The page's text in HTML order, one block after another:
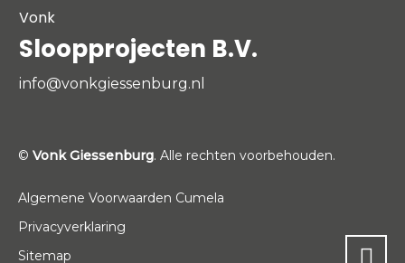
Vonk
Sloopprojecten B.V.
info@vonkgiessenburg.nl
© Vonk Giessenburg. Alle rechten voorbehouden.
Algemene Voorwaarden Cumela
Privacyverklaring
Sitemap